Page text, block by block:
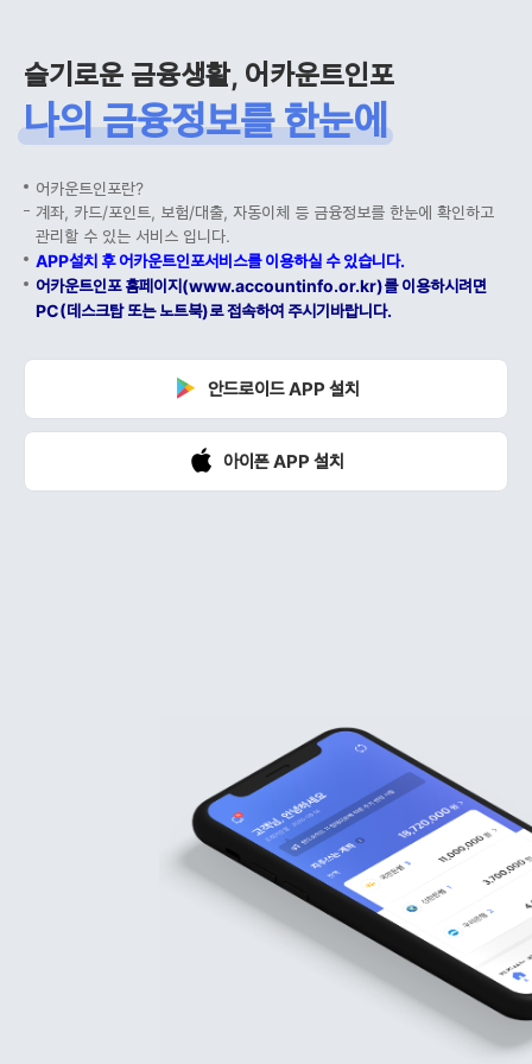
슬기로운 금융생활, 어카운트인포
나의 금융정보를 한눈에
어카운트인포란?
계좌, 카드/포인트, 보험/대출, 자동이체 등 금융정보를 한눈에 확인하고
관리할 수 있는 서비스 입니다.
APP설치 후 어카운트인포서비스를 이용하실 수 있습니다.
어카운트인포 홈페이지(www.accountinfo.or.kr)를 이용하시려면
PC(데스크탑 또는 노트북)로 접속하여 주시기바랍니다.
안드로이드 APP 설치
아이폰 APP 설치